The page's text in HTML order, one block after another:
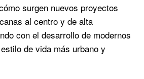
surgen nuevos proyectos
al centro y de alta
con el desarrollo de modernos
de vida más urbano y